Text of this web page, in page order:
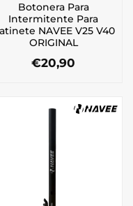
Botonera Para
Intermitente Para
NAVEE V25 V40
ORIGINAL
€20,90